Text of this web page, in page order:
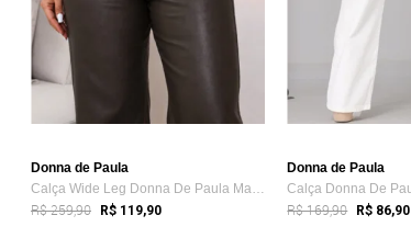
Donna de Paula
Calça Wide Leg Donna De Paula Marrom De ...
R$ 259,90 R$ 119,90
Donna de Paula
R$ 169,90 R$ 86,90